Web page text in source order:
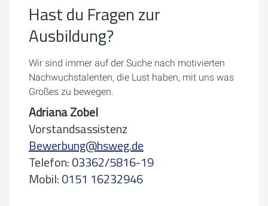
Hast du Fragen zur
Ausbildung?
Wir sind immer auf der Suche nach motivierten
Nachwuchstalenten, die Lust haben, mit uns was
Großes zu bewegen.
Adriana Zobel
Vorstandsassistenz
Bewerbung@hsweg.de
Telefon:03362/5816-19
Mobil:0151 16232946